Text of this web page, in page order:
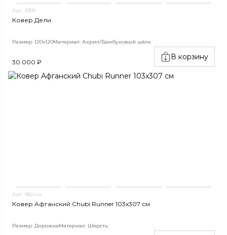
Арт. 3309
Ковер Дели
Размер: 120х120Материал: Акрил/Бамбуковый шёлк
30 000 ₽
В корзину
Арт. 982нш
Ковер Афганский Chubi Runner 103x307 см
Размер: ДорожкаМатериал: Шерсть